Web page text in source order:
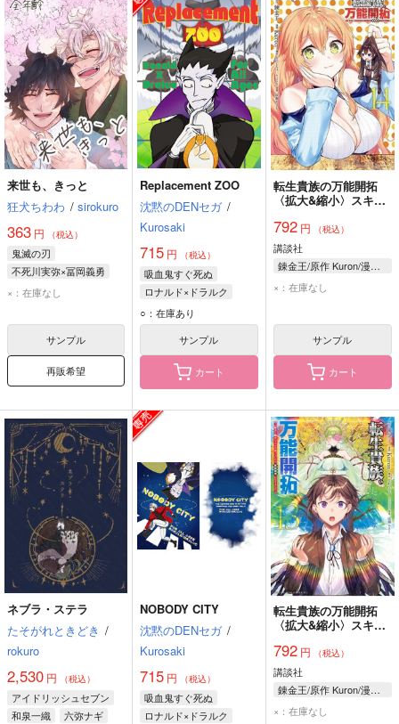
来世も、きっと
狂犬ちわわ / sirokuro
363 円 （税込）
鬼滅の刃
不死川実弥×冨岡義勇
不死川実弥
×：在庫なし
サンプル
再販希望
Replacement ZOO
沈黙のDENセガ /
Kurosaki
715 円 （税込）
吸血鬼すぐ死ぬ
ロナルド×ドラルク
ロナルド
○：在庫あり
サンプル
カート
転生貴族の万能開拓
〈拡大&縮小〉スキル
地になりました 14
792円 （税込）
講談社
錬金王/原作 Kuron/漫画 るれくちぇ/構成 成瀬ちさと/キャラクター原案
×：在庫なし
サンプル
カート
ネブラ・ステラ
たそがれときどき /
rokuro
2,530 円 （税込）
アイドリッシュセブン
和泉一織
六弥ナギ
NOBODY CITY
沈黙のDENセガ /
Kurosaki
715 円 （税込）
吸血鬼すぐ死ぬ
ロナルド×ドラルク
転生貴族の万能開拓
〈拡大&縮小〉スキル
地になりました 13
792円 （税込）
講談社
錬金王/原作 Kuron/漫画 るれくちぇ/構成 成瀬ちさと/キャラクター原案
×：在庫なし